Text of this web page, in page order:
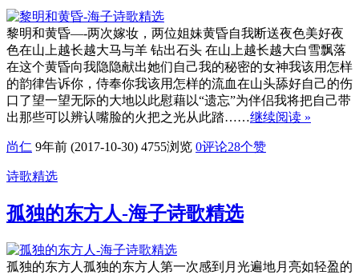
黎明和黄昏—-两次嫁妆，两位姐妹黄昏自我断送夜色美好夜
色在山上越长越大马与羊 钻出石头 在山上越长越大白雪飘落
在这个黄昏向我隐隐献出她们自己我的秘密的女神我该用怎样
的韵律告诉你，侍奉你我该用怎样的流血在山头舔好自己的伤
口了望一望无际的大地以此慰藉以“遗忘”为伴侣我将把自己带
出那些可以辨认嘴脸的火把之光从此踏……继续阅读 »
尚仁 9年前 (2017-10-30) 4755浏览 0评论28个赞
诗歌精选
孤独的东方人-海子诗歌精选
孤独的东方人孤独的东方人第一次感到月光遍地月亮如轻盈的